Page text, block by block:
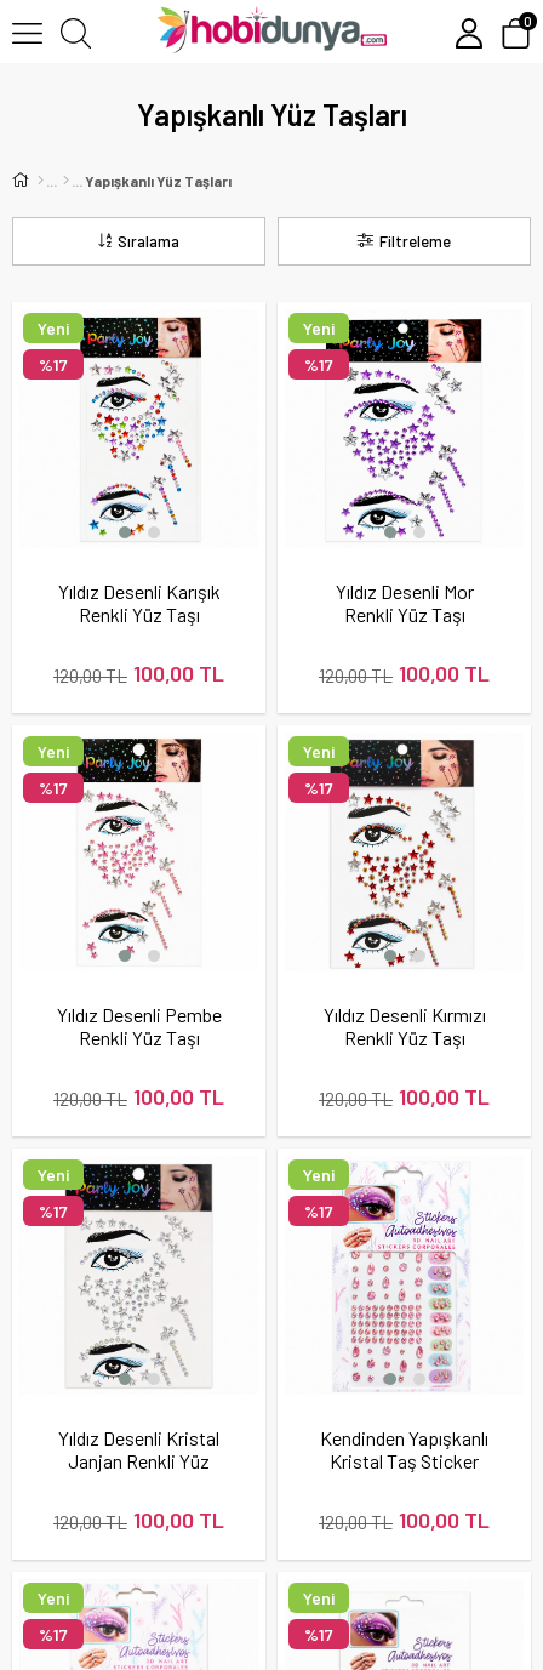
0
Yapışkanlı Yüz Taşları
Yapışkanlı Yüz Taşları
Filtreleme
Sıralama
Yıldız Desenli Karışık
Renkli Yüz Taşı
100,00 TL
120,00 TL
Yeni
Ürün
%17
Yıldız Desenli Mor
Renkli Yüz Taşı
100,00 TL
120,00 TL
Yeni
Ürün
%17
Yıldız Desenli Pembe
Renkli Yüz Taşı
100,00 TL
120,00 TL
Yeni
Ürün
%17
Yıldız Desenli Kırmızı
Renkli Yüz Taşı
100,00 TL
120,00 TL
Yeni
Ürün
%17
Yıldız Desenli Kristal
Janjan Renkli Yüz
100,00 TL
120,00 TL
Yeni
Ürün
%17
Kendinden Yapışkanlı
Kristal Taş Sticker
100,00 TL
120,00 TL
Yeni
Ürün
%17
Yeni
Ürün
%17
Yeni
Ürün
%17